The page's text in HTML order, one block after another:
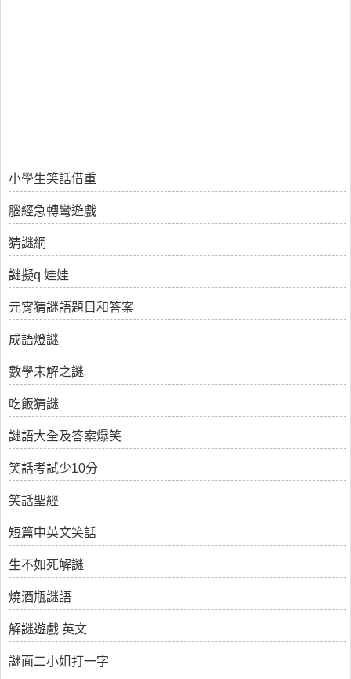
小學生笑話借重
腦經急轉彎遊戲
猜謎網
謎擬q 娃娃
元宵猜謎語題目和答案
成語燈謎
數學未解之謎
吃飯猜謎
謎語大全及答案爆笑
笑話考試少10分
笑話聖經
短篇中英文笑話
生不如死解謎
燒酒瓶謎語
解謎遊戲 英文
謎面二小姐打一字